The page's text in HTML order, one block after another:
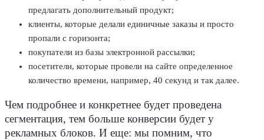
предлагать дополнительный продукт;
клиенты, которые делали единичные заказы и просто
пропали с горизонта;
покупатели из базы электронной рассылки;
посетители, которые провели на сайте определенное
количество времени, например, 40 секунд и так далее.
Чем подробнее и конкретнее будет проведена
сегментация, тем больше конверсии будет у
рекламных блоков. И еще: мы помним, что